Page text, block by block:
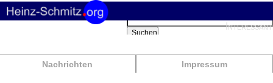
Nachrichten Impressum
Suchbegriffe
Suchen